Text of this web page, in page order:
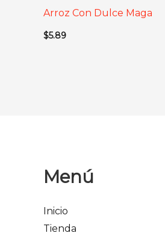
Arroz Con Dulce Maga
$5.89
Menú
Inicio
Tienda